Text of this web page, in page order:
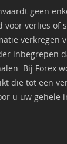
geen
voor verlies of
verkregen
inbegrepen
Bij Forex
die tot een
u uw gehele